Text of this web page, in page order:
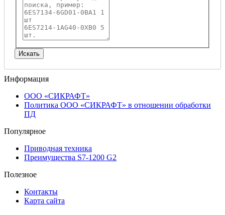
Информация
ООО «СИКРАФТ»
Политика ООО «СИКРАФТ» в отношении обработки
ПД
Популярное
Приводная техника
Преимущества S7-1200 G2
Полезное
Контакты
Карта сайта